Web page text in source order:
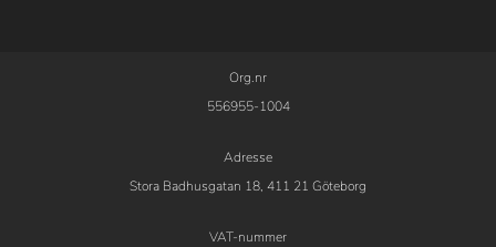
Org.nr
556955-1004
Adresse
Stora Badhusgatan 18, 411 21 Göteborg
VAT-nummer